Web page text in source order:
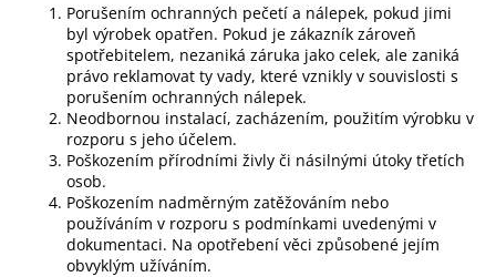
Porušením ochranných pečetí a nálepek, pokud jimi
byl výrobek opatřen. Pokud je zákazník zároveň
spotřebitelem, nezaniká záruka jako celek, ale zaniká
právo reklamovat ty vady, které vznikly v souvislosti s
porušením ochranných nálepek.
Neodbornou instalací, zacházením, použitím výrobku v
rozporu s jeho účelem.
Poškozením přírodními živly či násilnými útoky třetích
osob.
Poškozením nadměrným zatěžováním nebo
používáním v rozporu s podmínkami uvedenými v
dokumentaci. Na opotřebení věci způsobené jejím
obvyklým užíváním.